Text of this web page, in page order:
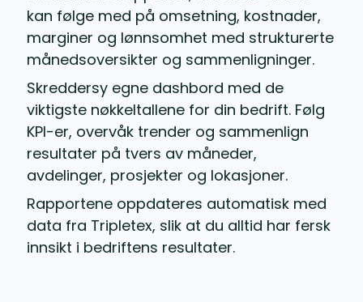
kan følge med på omsetning, kostnader,
marginer og lønnsomhet med strukturerte
månedsoversikter og sammenligninger.
Skreddersy egne dashbord med de
viktigste nøkkeltallene for din bedrift. Følg
KPI-er, overvåk trender og sammenlign
resultater på tvers av måneder,
avdelinger, prosjekter og lokasjoner.
Rapportene oppdateres automatisk med
data fra Tripletex, slik at du alltid har fersk
innsikt i bedriftens resultater.